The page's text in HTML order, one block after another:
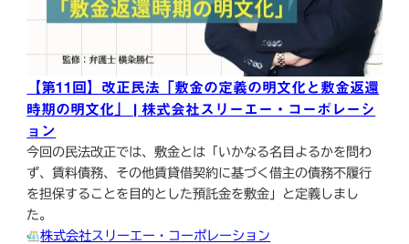
【第11回】改正民法「敷金の定義の明文化と敷金返還
時期の明文化」 | 株式会社スリーエー・コーポレーシ
ョン
今回の民法改正では、敷金とは「いかなる名目よるかを問わ
ず、賃料債務、その他賃貸借契約に基づく借主の債務不履行
を担保することを目的とした預託金を敷金」と定義しまし
た。
株式会社スリーエー・コーポレーション